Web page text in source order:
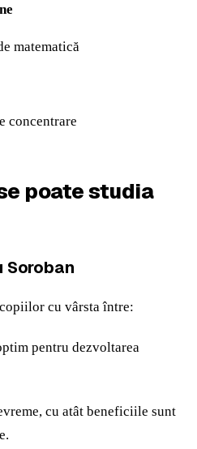
matematică
concentrare
poate studia
Soroban
cu vârsta între:
pentru dezvoltarea
cu atât beneficiile sunt